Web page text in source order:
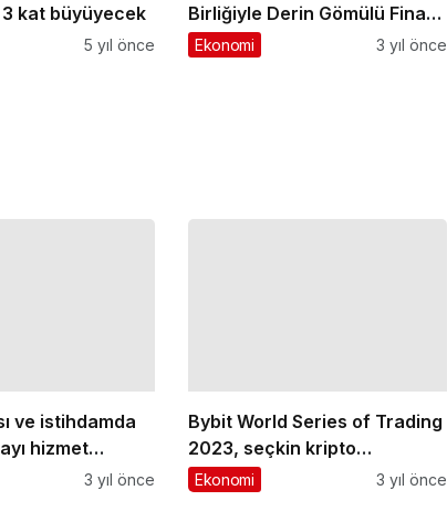
3 kat büyüyecek
5 yıl önce
Birliğiyle Derin Gömülü Finans
Uygulaması
Ekonomi 3 yıl önce
2023, seçkin kripto
* ile işaretlenmişlerdir